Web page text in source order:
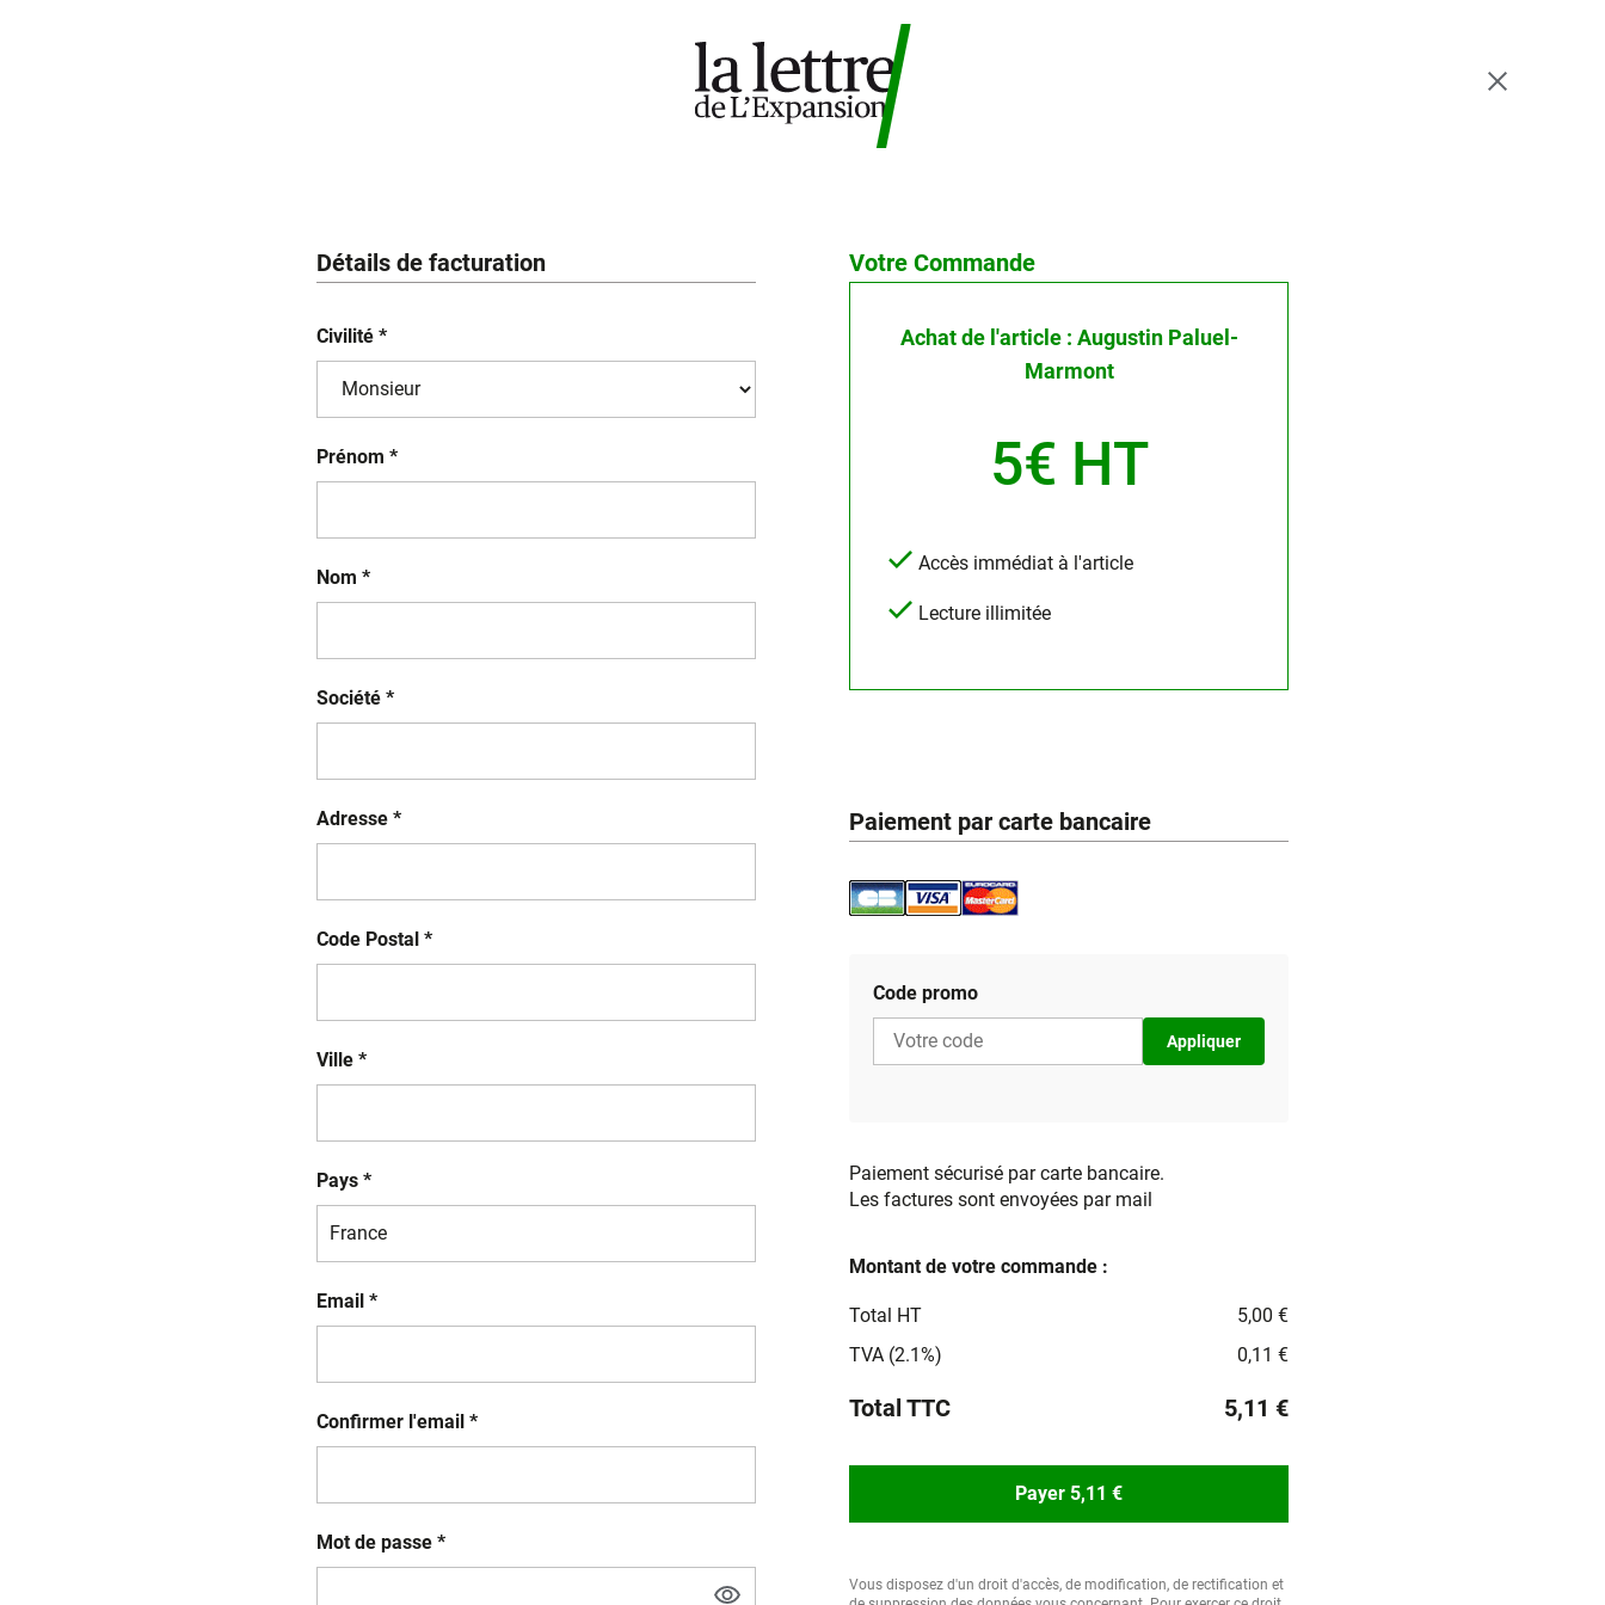
Détails de facturation
Civilité *
Prénom *
Nom *
Société *
Adresse *
Code Postal *
Ville *
Pays *
Email *
Confirmer l'email *
Mot de passe *
Votre Commande
Achat de l'article : Augustin Paluel-
Marmont
5€ HT
Accès immédiat à l'article
Lecture illimitée
Paiement par carte bancaire
Code promo
Appliquer
Paiement sécurisé par carte bancaire.
Les factures sont envoyées par mail
Montant de votre commande :
Total HT
5,00 €
TVA (2.1%)
0,11 €
Total TTC 5,11 €
Payer 5,11 €
Vous disposez d'un droit d'accès, de modification, de rectification et